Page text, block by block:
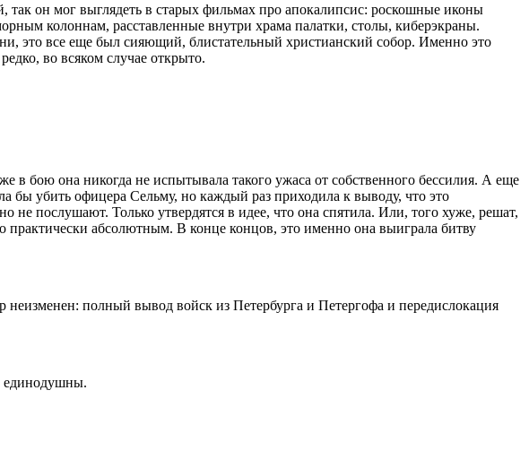
он мог выглядеть в старых фильмах про апокалипсис: роскошные иконы
колоннам, расставленные внутри храма палатки, столы, киберэкраны.
это все еще был сияющий, блистательный христианский собор. Именно это
во всяком случае открыто.
бою она никогда не испытывала такого ужаса от собственного бессилия. А еще
бы убить офицера Сельму, но каждый раз приходила к выводу, что это
не послушают. Только утвердятся в идее, что она спятила. Или, того хуже, решат,
абсолютным. В конце концов, это именно она выиграла битву
полный вывод войск из Петербурга и Петергофа и передислокация
единодушны.